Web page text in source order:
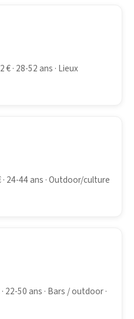
· 28-52 ans · Lieux
24-44 ans · Outdoor/culture
22-50 ans · Bars / outdoor ·